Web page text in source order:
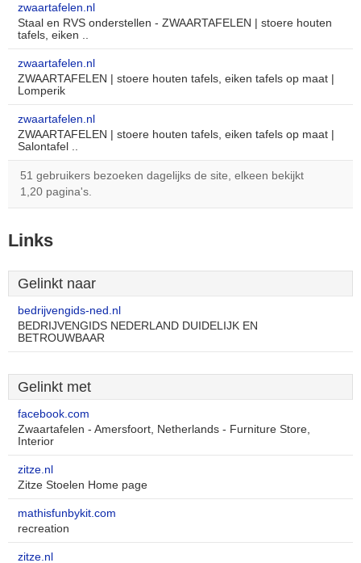
zwaartafelen.nl
Staal en RVS onderstellen - ZWAARTAFELEN | stoere houten
tafels, eiken ..
zwaartafelen.nl
ZWAARTAFELEN | stoere houten tafels, eiken tafels op maat |
Lomperik
zwaartafelen.nl
ZWAARTAFELEN | stoere houten tafels, eiken tafels op maat |
Salontafel ..
51 gebruikers bezoeken dagelijks de site, elkeen bekijkt
1,20 pagina's.
Links
Gelinkt naar
bedrijvengids-ned.nl
BEDRIJVENGIDS NEDERLAND DUIDELIJK EN
BETROUWBAAR
Gelinkt met
facebook.com
Zwaartafelen - Amersfoort, Netherlands - Furniture Store,
Interior
zitze.nl
Zitze Stoelen Home page
mathisfunbykit.com
recreation
zitze.nl